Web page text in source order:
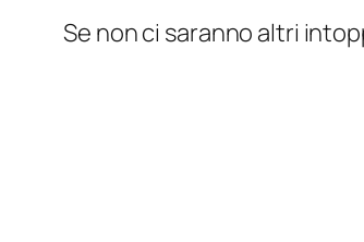
Se non ci saranno altri